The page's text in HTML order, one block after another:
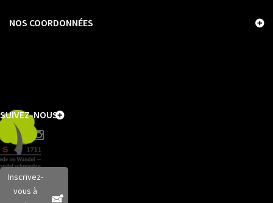
NOS COORDONNÉES
SUIVEZ-NOUS
Inscrivez-
vous à